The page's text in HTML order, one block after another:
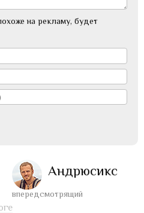
на рекламу, будет
Андрюсикс
впередсмотрящий